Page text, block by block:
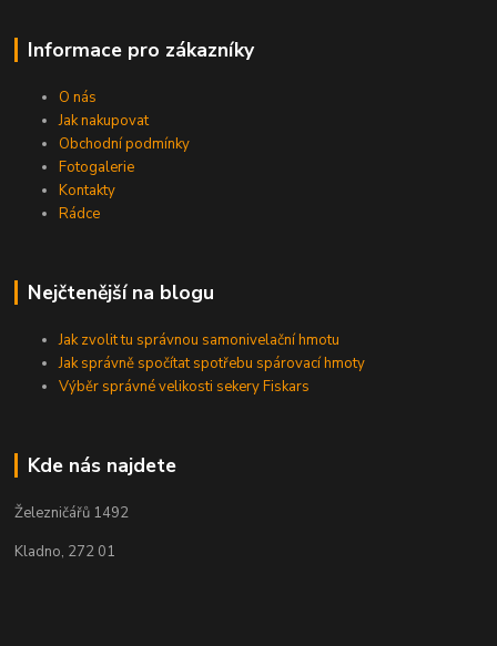
Informace pro zákazníky
O nás
Jak nakupovat
Obchodní podmínky
Fotogalerie
Kontakty
Rádce
Nejčtenější na blogu
Jak zvolit tu správnou samonivelační hmotu
Jak správně spočítat spotřebu spárovací hmoty
Výběr správné velikosti sekery Fiskars
Kde nás najdete
Železničářů 1492
Kladno, 272 01